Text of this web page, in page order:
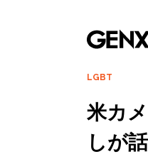
LGBT
米カ
しが